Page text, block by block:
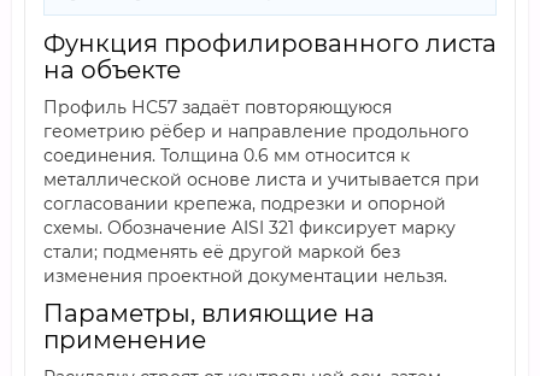
Функция профилированного листа
на объекте
Профиль НС57 задаёт повторяющуюся
геометрию рёбер и направление продольного
соединения. Толщина 0.6 мм относится к
металлической основе листа и учитывается при
согласовании крепежа, подрезки и опорной
схемы. Обозначение AISI 321 фиксирует марку
стали; подменять её другой маркой без
изменения проектной документации нельзя.
Параметры, влияющие на
применение